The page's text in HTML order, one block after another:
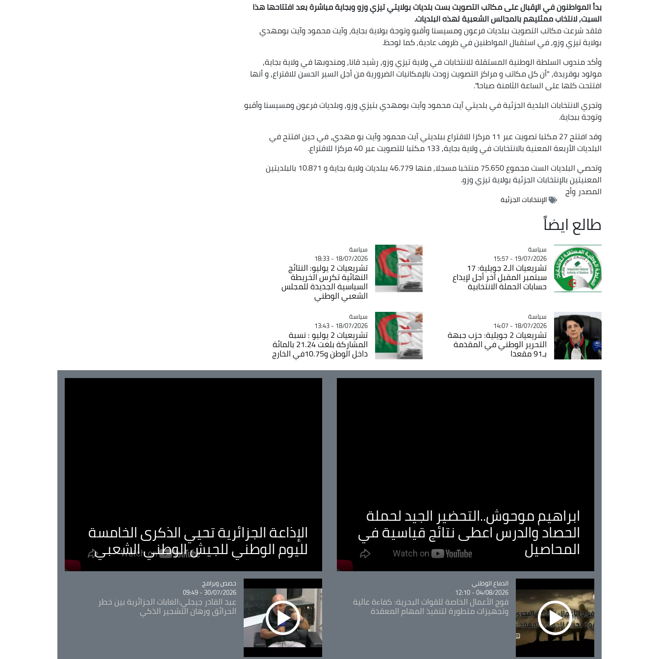
بدأ المواطنون في الإقبال على مكاتب التصويت بست بلديات بولايتي تيزي وزو وبجاية مباشرة بعد افتتاحها هذا
السبت, لانتخاب ممثليهم بالمجالس الشعبية لهذه البلديات.
فلقد شرعت مكاتب التصويت ببلديات فرعون ومسيسنا وأقبو وتوجة بولاية بجاية، وآيت محمود وآيت بومهدي
بولاية تيزي وزو, في استقبال المواطنين في ظروف عادية, كما لوحظ.
وأكد مندوب السلطة الوطنية المستقلة للانتخابات في ولاية تيزي وزو, رشيد قانا, ومندوبها في ولاية بجاية,
مولود بوقريدة, "أن كل مكاتب و مراكز التصويت زودت بالإمكانيات الضرورية من أجل السير الحسن للاقتراع, و أنها
افتتحت كلها على الساعة الثامنة صباحا".
وتجري الانتخابات البلدية الجزئية في بلديتي آيت محمود وآيت بومهدي بتيزي وزو, وبلديات فرعون ومسيسنا وأقبو
وتوجة ببجاية.
وقد افتتح 27 مكتبا تصويت عبر 11 مركزا للاقتراع ببلديتي آيت محمود وآيت بو مهدي، في حين افتتح في
البلديات الأربعة المعنية بالانتخابات في ولاية بجاية, 133 مكتبا للتصويت عبر 40 مركزا للاقتراع.
وتحصي البلديات الست مجموع 75.650 منتخبا مسجلا, منها 46.779 ببلديات ولاية بجاية و 10.871 بالبلديتين
المعنيتين بالإنتخابات الجزئية بولاية تيزي وزو.
المصدر وأج
الإنتخابات الجزئية
طالع ايضاً
Catégorie
سياسة
19/07/2026 - 15:57
تشريعيات الـ2 جويلية: 17
سبتمبر المقبل آخر أجل لإيداع
حسابات الحملة الانتخابية
Catégorie
سياسة
18/07/2026 - 18:33
تشريعيات 2 يوليو: النتائج
النهائية تكرس الخريطة
السياسية الجديدة للمجلس
الشعبي الوطني
Catégorie
سياسة
18/07/2026 - 14:07
تشريعيات 2 جويلية: حزب جبهة
التحرير الوطني في المقدمة
بـ91 مقعدا
Catégorie
سياسة
18/07/2026 - 13:43
تشريعيات 2 يوليو : نسبة
المشاركة بلغت 21.24 بالمائة
داخل الوطن و10.75في الخارج
ابراهيم موحوش..التحضير الجيد لحملة
الحصاد والدرس اعطى نتائج قياسية في
المحاصيل
الإذاعة الجزائرية تحيي الذكرى الخامسة
لليوم الوطني للجيش الوطني الشعبي
Catégorie
الدفاع الوطني
04/08/2026 - 12:10
فوج الأعمال الخاصة للقوات البحرية: كفاءة عالية
وتجهيزات متطورة لتنفيذ المهام المعقدة
Catégorie
حصص وبرامج
30/07/2026 - 09:49
عبد القادر جيجلي:الغابات الجزائرية بين خطر
الحرائق ورهان التشجير الذكي